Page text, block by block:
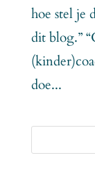
hoe stel je
dit blog.”
doe...